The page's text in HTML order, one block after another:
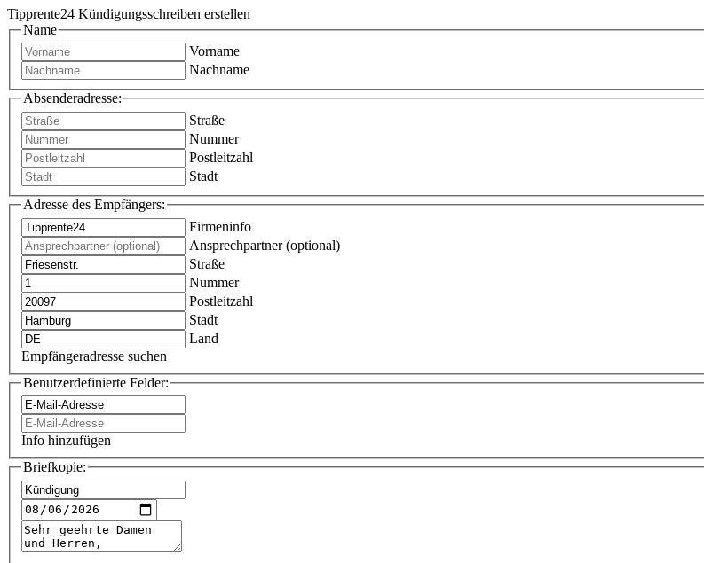
Tipprente24 Kündigungsschreiben erstellen
Name
Vorname
Nachname
Absenderadresse:
Straße
Nummer
Postleitzahl
Stadt
Adresse des Empfängers:
Firmeninfo
Ansprechpartner (optional)
Straße
Nummer
Postleitzahl
Stadt
Land
Empfängeradresse suchen
Benutzerdefinierte Felder:
Info hinzufügen
Briefkopie: